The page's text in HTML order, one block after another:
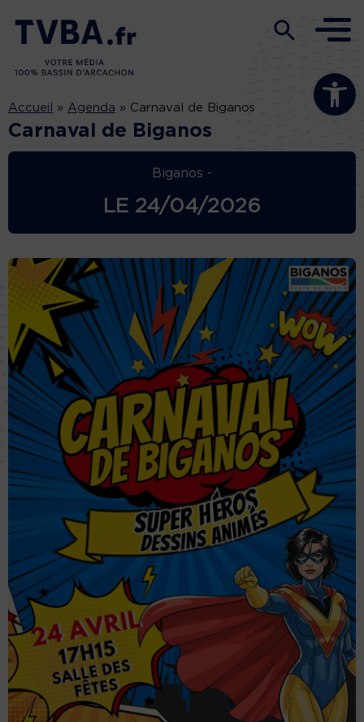
Ouvrir la
Accueil » Agenda » Carnaval de Biganos
Carnaval de Biganos
Biganos -
LE 24/04/2026